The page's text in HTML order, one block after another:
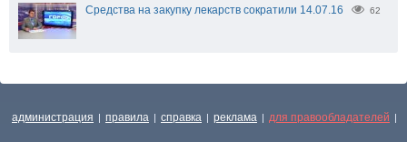
Средства на закупку лекарств сократили 14.07.16 62
администрация | правила | справка | реклама | для правообладателей |